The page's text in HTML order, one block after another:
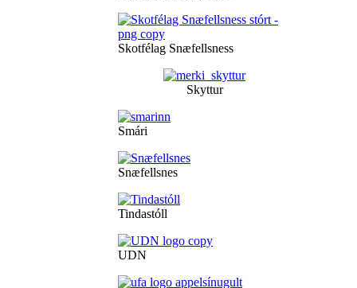
Skotfélag Snæfellsness
Skyttur
Smári
Snæfellsnes
Tindastóll
UDN